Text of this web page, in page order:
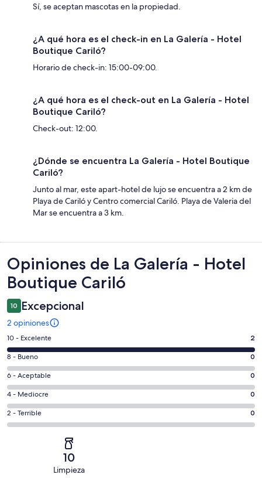
Sí, se aceptan mascotas en la propiedad.
¿A qué hora es el check-in en La Galería - Hotel
Boutique Cariló?
Horario de check-in: 15:00-09:00.
¿A qué hora es el check-out en La Galería - Hotel
Boutique Cariló?
Check-out: 12:00.
¿Dónde se encuentra La Galería - Hotel Boutique
Cariló?
Junto al mar, este apart-hotel de lujo se encuentra a 2 km de
Playa de Cariló y Centro comercial Cariló. Playa de Valeria del
Mar se encuentra a 3 km.
Opiniones
Opiniones de La Galería - Hotel
Boutique Cariló
10 Excepcional
2 opiniones
Evaluación:
10
-
Excelente.
2
de
2
opiniones
10 - Excelente 2
Evaluación:
8
-
Bueno.
0
de
2
8 - Bueno 0
Evaluación:
6
-
Aceptable.
0
6 - Aceptable 0
Evaluación:
4
-
4 - Mediocre 0
Evaluación:
2
2 - Terrible 0
10
Limpieza